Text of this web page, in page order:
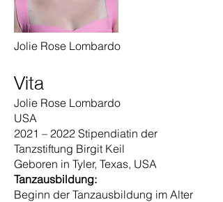
Jolie Rose Lombardo
Vita
Jolie Rose Lombardo
USA
2021 – 2022 Stipendiatin der
Tanzstiftung Birgit Keil
Geboren in Tyler, Texas, USA
Tanzausbildung:
Beginn der Tanzausbildung im Alter